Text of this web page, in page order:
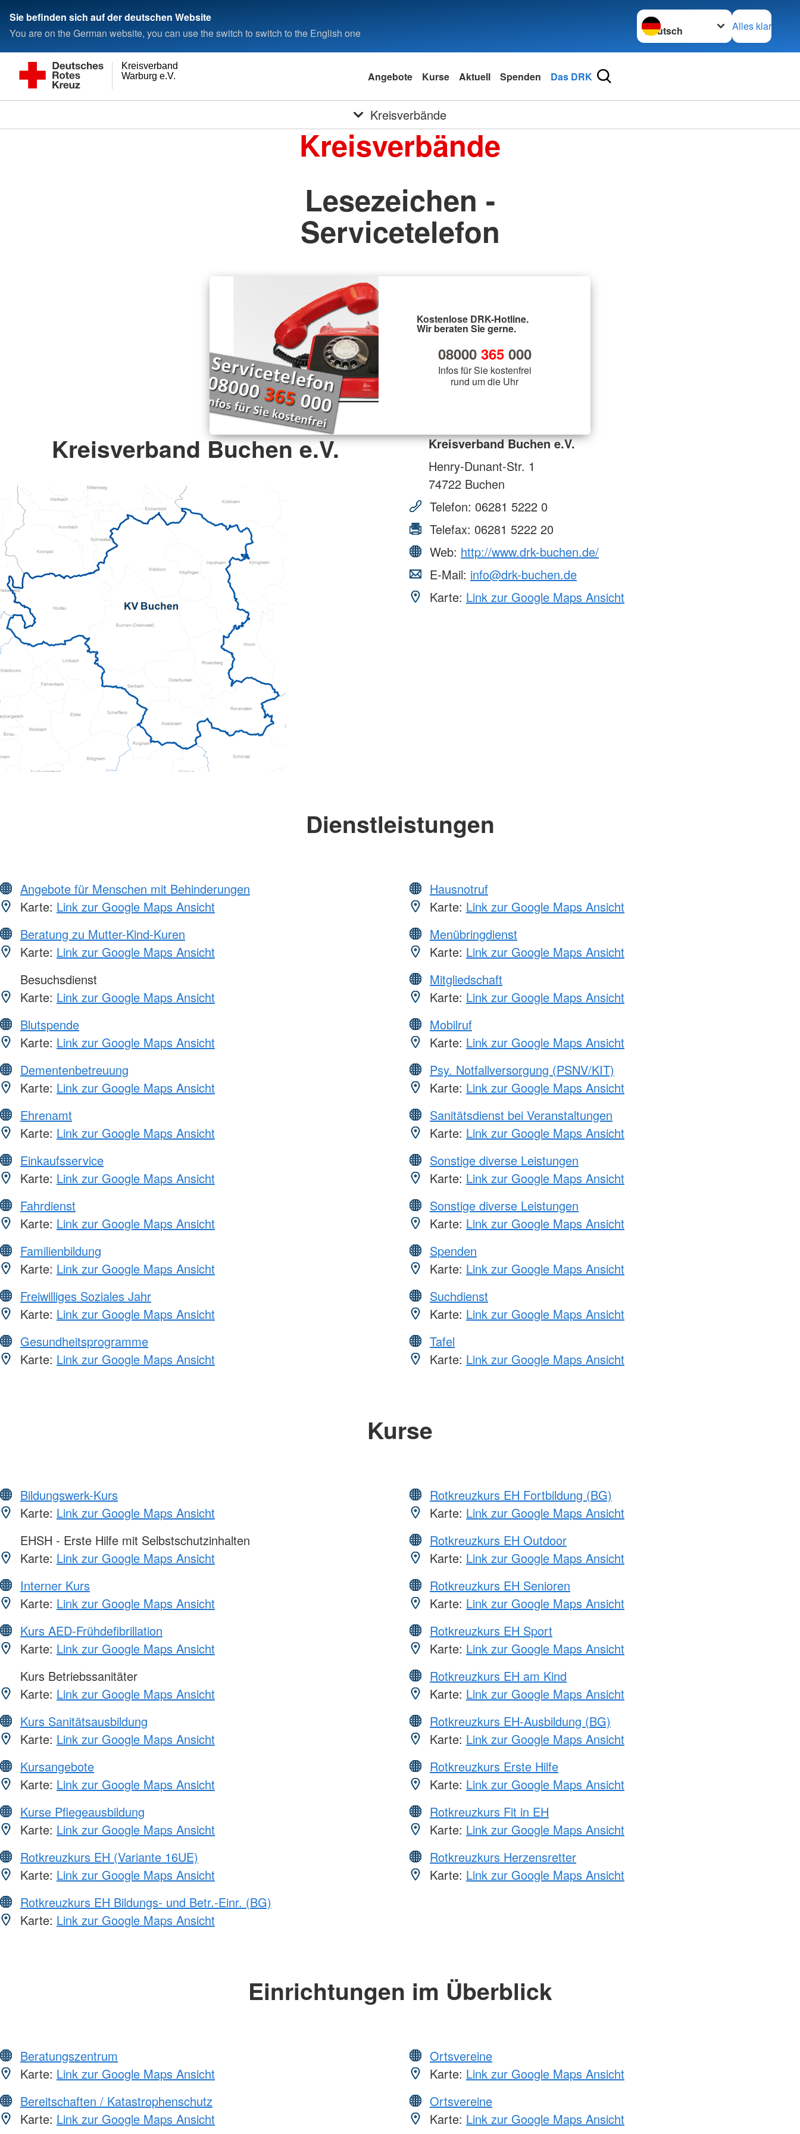
Sie befinden sich auf der deutschen Website
You are on the German website, you can use the switch to switch to the English one
Sprache wechseln zu
Alles klar
Warburg e.V.
Kreisverband
Angebote Kurse Aktuell Spenden Das DRK
Kreisverbände
Kreisverbände
Lesezeichen -
Servicetelefon
Kostenlose DRK-Hotline.
Wir beraten Sie gerne.
08000 365000
Infos für Sie kostenfrei
rund um die Uhr
Kreisverband Buchen e.V.
Kreisverband Buchen e.V.
Henry-Dunant-Str. 1
74722 Buchen
Telefon: 06281 5222 0
Telefax: 06281 5222 20
Web: http://www.drk-buchen.de/
E-Mail: info@drk-buchen.de
Karte: Link zur Google Maps Ansicht
Dienstleistungen
Angebote für Menschen mit Behinderungen
Karte: Link zur Google Maps Ansicht
Beratung zu Mutter-Kind-Kuren
Karte: Link zur Google Maps Ansicht
Besuchsdienst
Karte: Link zur Google Maps Ansicht
Blutspende
Karte: Link zur Google Maps Ansicht
Dementenbetreuung
Karte: Link zur Google Maps Ansicht
Ehrenamt
Karte: Link zur Google Maps Ansicht
Einkaufsservice
Karte: Link zur Google Maps Ansicht
Fahrdienst
Karte: Link zur Google Maps Ansicht
Familienbildung
Karte: Link zur Google Maps Ansicht
Freiwilliges Soziales Jahr
Karte: Link zur Google Maps Ansicht
Gesundheitsprogramme
Karte: Link zur Google Maps Ansicht
Hausnotruf
Karte: Link zur Google Maps Ansicht
Menübringdienst
Karte: Link zur Google Maps Ansicht
Mitgliedschaft
Karte: Link zur Google Maps Ansicht
Mobilruf
Karte: Link zur Google Maps Ansicht
Psy. Notfallversorgung (PSNV/KIT)
Karte: Link zur Google Maps Ansicht
Sanitätsdienst bei Veranstaltungen
Karte: Link zur Google Maps Ansicht
Sonstige diverse Leistungen
Karte: Link zur Google Maps Ansicht
Sonstige diverse Leistungen
Karte: Link zur Google Maps Ansicht
Spenden
Karte: Link zur Google Maps Ansicht
Suchdienst
Karte: Link zur Google Maps Ansicht
Tafel
Karte: Link zur Google Maps Ansicht
Kurse
Bildungswerk-Kurs
Karte: Link zur Google Maps Ansicht
EHSH - Erste Hilfe mit Selbstschutzinhalten
Karte: Link zur Google Maps Ansicht
Interner Kurs
Karte: Link zur Google Maps Ansicht
Kurs AED-Frühdefibrillation
Karte: Link zur Google Maps Ansicht
Kurs Betriebssanitäter
Karte: Link zur Google Maps Ansicht
Kurs Sanitätsausbildung
Karte: Link zur Google Maps Ansicht
Kursangebote
Karte: Link zur Google Maps Ansicht
Kurse Pflegeausbildung
Karte: Link zur Google Maps Ansicht
Rotkreuzkurs EH (Variante 16UE)
Karte: Link zur Google Maps Ansicht
Rotkreuzkurs EH Bildungs- und Betr.-Einr. (BG)
Karte: Link zur Google Maps Ansicht
Rotkreuzkurs EH Fortbildung (BG)
Karte: Link zur Google Maps Ansicht
Rotkreuzkurs EH Outdoor
Karte: Link zur Google Maps Ansicht
Rotkreuzkurs EH Senioren
Karte: Link zur Google Maps Ansicht
Rotkreuzkurs EH Sport
Karte: Link zur Google Maps Ansicht
Rotkreuzkurs EH am Kind
Karte: Link zur Google Maps Ansicht
Rotkreuzkurs EH-Ausbildung (BG)
Karte: Link zur Google Maps Ansicht
Rotkreuzkurs Erste Hilfe
Karte: Link zur Google Maps Ansicht
Rotkreuzkurs Fit in EH
Karte: Link zur Google Maps Ansicht
Rotkreuzkurs Herzensretter
Karte: Link zur Google Maps Ansicht
Einrichtungen im Überblick
Beratungszentrum
Karte: Link zur Google Maps Ansicht
Bereitschaften / Katastrophenschutz
Karte: Link zur Google Maps Ansicht
Ortsvereine
Karte: Link zur Google Maps Ansicht
Ortsvereine
Karte: Link zur Google Maps Ansicht